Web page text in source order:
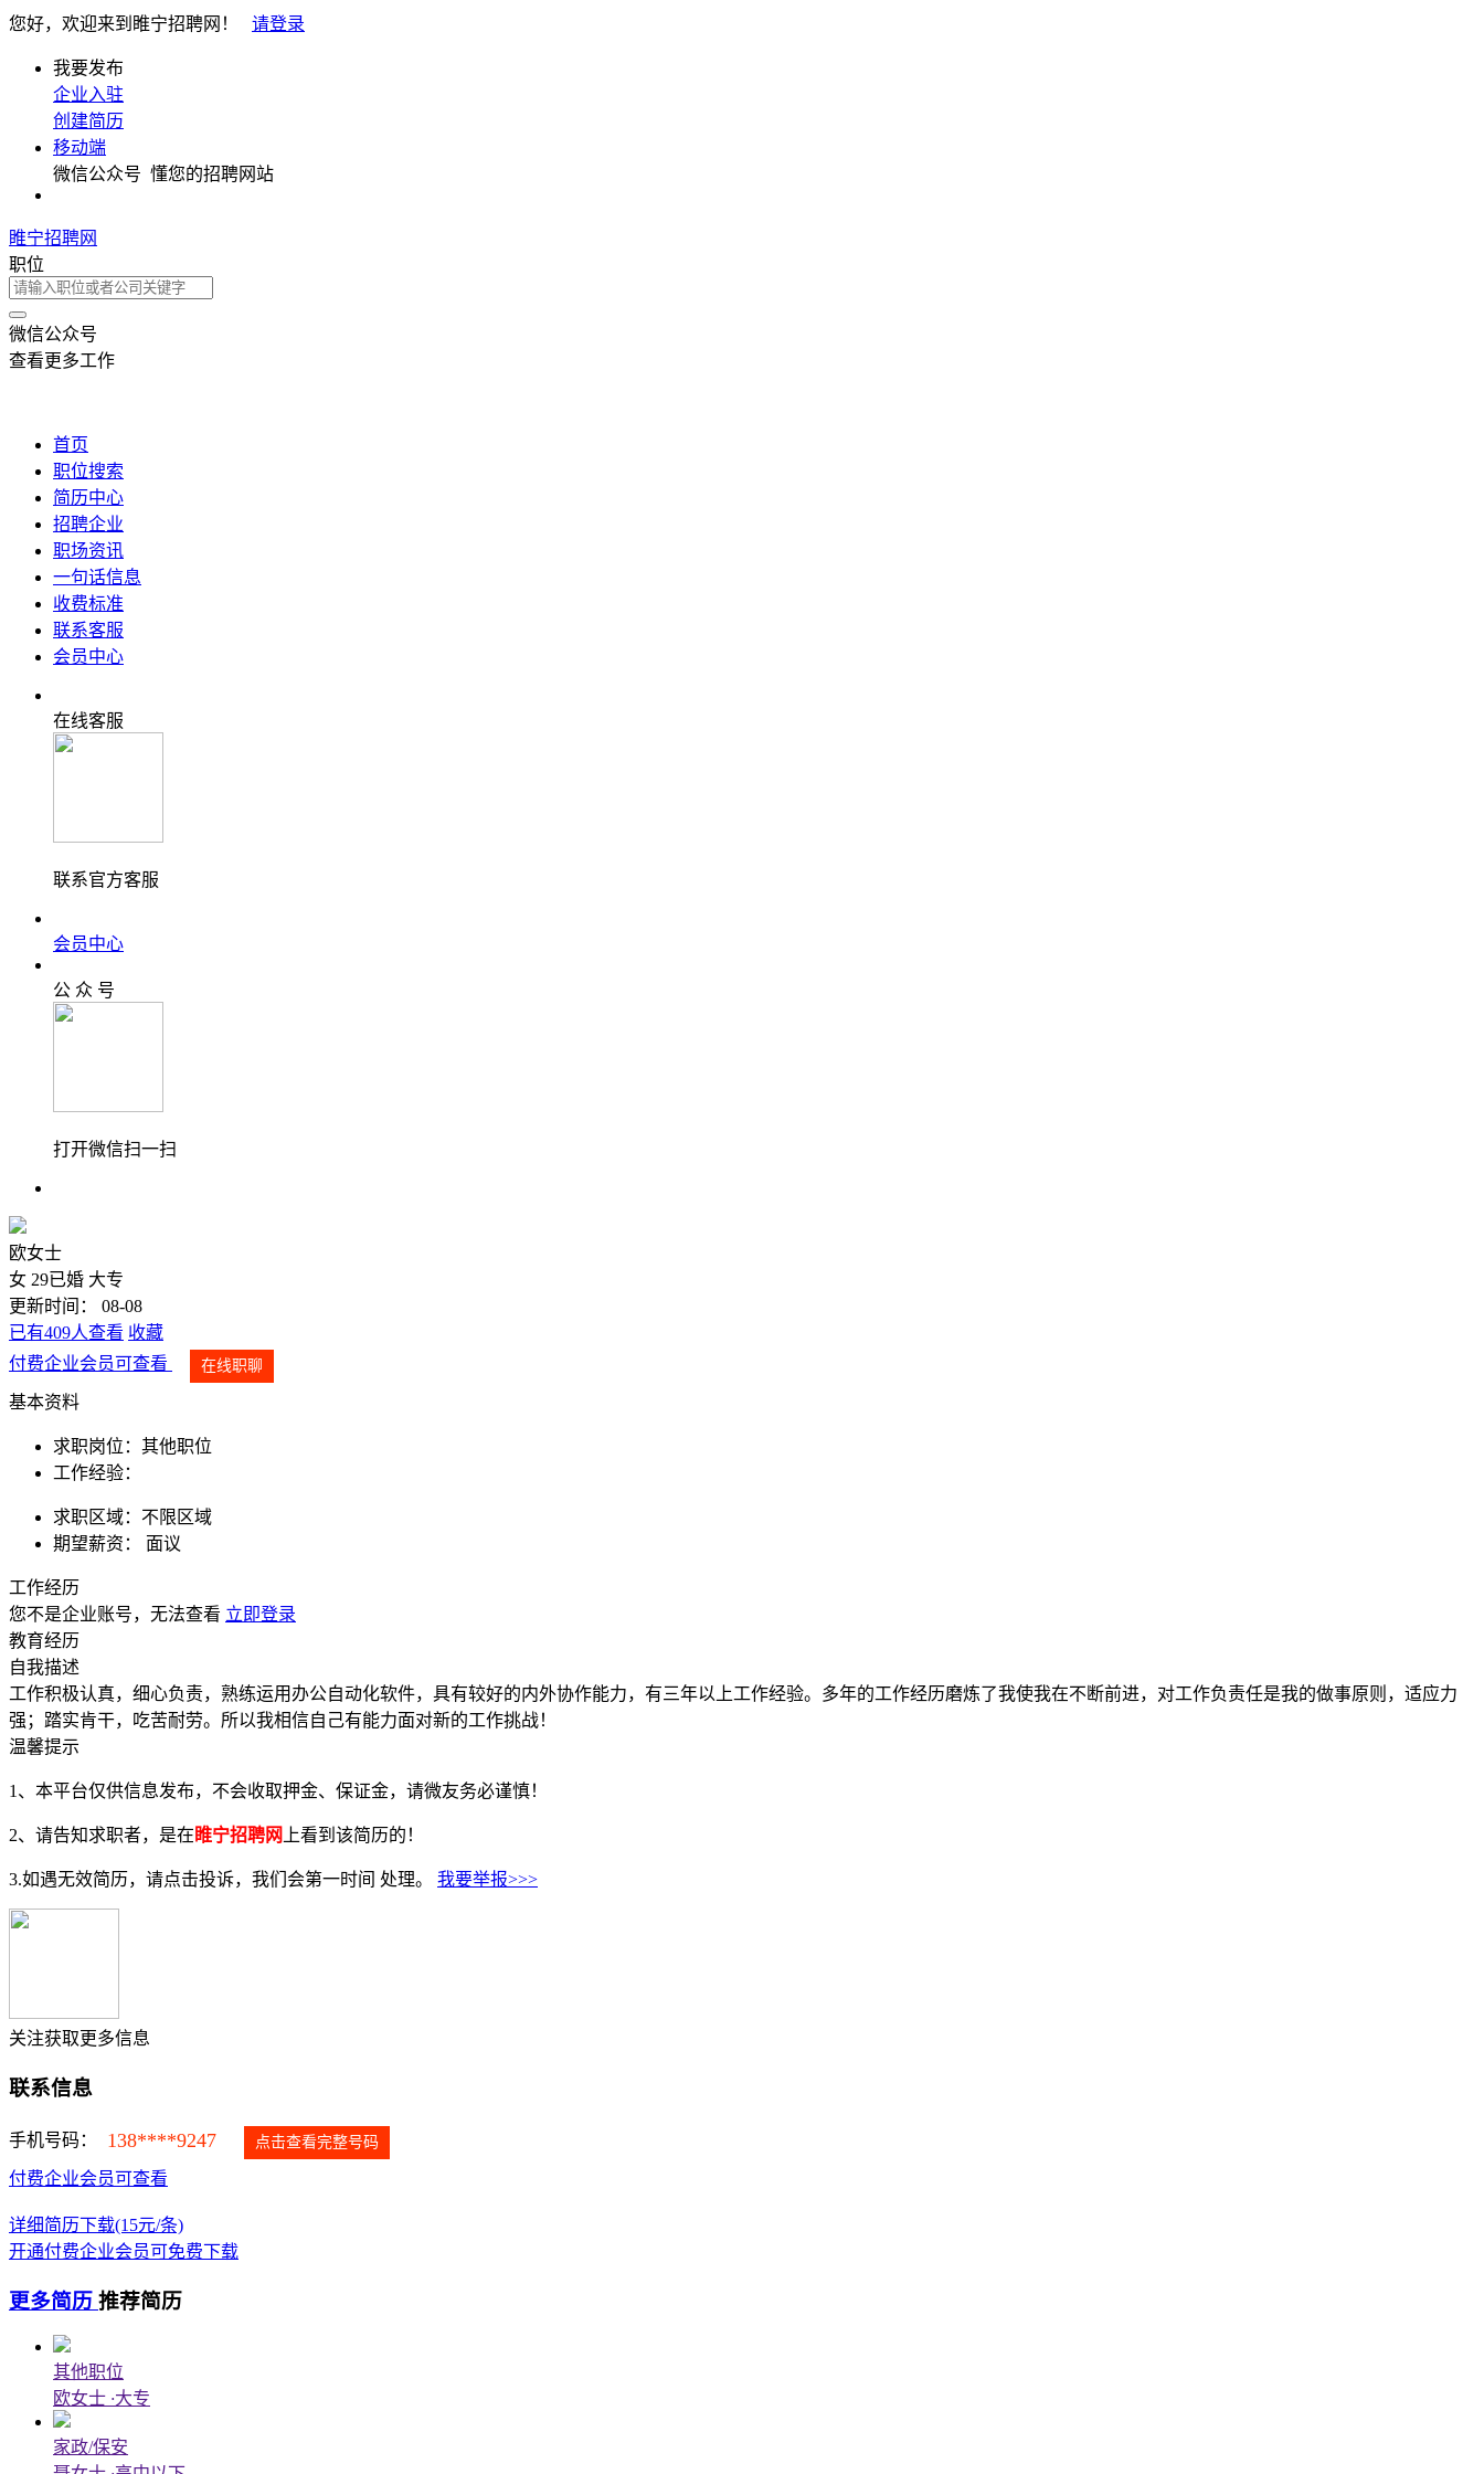
您好，欢迎来到睢宁招聘网！ 请登录
我要发布
企业入驻
创建简历
移动端
微信公众号 懂您的招聘网站
睢宁招聘网
职位
微信公众号
查看更多工作
首页
职位搜索
简历中心
招聘企业
职场资讯
一句话信息
收费标准
联系客服
会员中心
在线客服
联系官方客服
会员中心
公 众 号
打开微信扫一扫
欧女士
女 29已婚 大专
更新时间： 08-08
已有409人查看 收藏
付费企业会员可查看
在线职聊
基本资料
求职岗位： 其他职位
工作经验：
求职区域： 不限区域
期望薪资：
面议
工作经历
您不是企业账号，无法查看 立即登录
教育经历
自我描述
工作积极认真，细心负责，熟练运用办公自动化软件，具有较好的内外协作能力，有三年以上工作经验。多年的工作经历磨炼了我使我在不断前进，对工作负责任是我的做事原则，适应力
强；踏实肯干，吃苦耐劳。所以我相信自己有能力面对新的工作挑战！
温馨提示
1、本平台仅供信息发布，不会收取押金、保证金，请微友务必谨慎！
2、请告知求职者，是在睢宁招聘网 上看到该简历的！
3.如遇无效简历，请点击投诉，我们会第一时间 处理。 我要举报>>>
关注获取更多信息
联系信息
手机号码： 138****9247 点击查看完整号码
付费企业会员可查看
详细简历下载(15元/条)
开通付费企业会员可免费下载
更多简历 推荐简历
其他职位
欧女士 ·大专
家政/保安